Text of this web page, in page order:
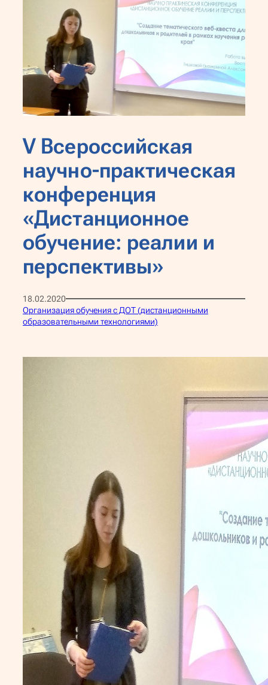
V Всероссийская
научно-практическая
конференция
«Дистанционное
обучение: реалии и
перспективы»
18.02.2020
Организация обучения с ДОТ (дистанционными
образовательными технологиями)